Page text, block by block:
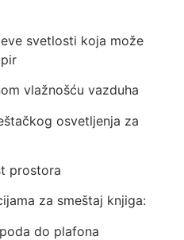
svetlosti koja može
vlažnošću vazduha
osvetljenja za
prostora
za smeštaj knjiga:
do plafona